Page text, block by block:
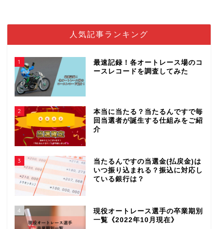
人気記事ランキング
1
最速記録！各オートレース場のコ
ースレコードを調査してみた
2
本当に当たる？当たるんですで毎
回当選者が誕生する仕組みをご紹
介
3
当たるんですの当選金(払戻金)は
いつ振り込まれる？振込に対応し
ている銀行は？
4
現役オートレース選手の卒業期別
一覧《2022年10月現在》